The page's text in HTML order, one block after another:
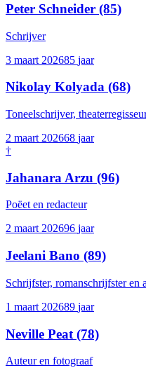
Peter Schneider (85)
Schrijver
3 maart 202685 jaar
Nikolay Kolyada (68)
Toneelschrijver,
2 maart 202668 jaar
†
Jahanara Arzu (96)
Poëet en redacteur
2 maart 202696 jaar
Jeelani Bano (89)
Schrijfster, romanschrijfster en
1 maart 202689 jaar
Neville Peat (78)
Auteur en fotograaf